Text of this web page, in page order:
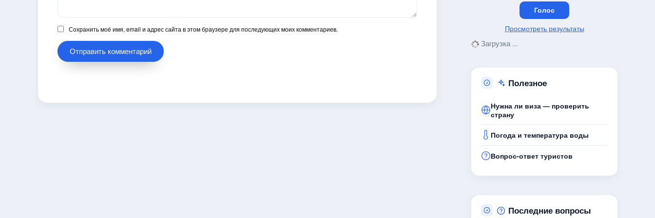
Сохранить моё имя, email и адрес сайта в этом браузере для последующих моих комментариев. Просмотреть результаты
Загрузка ...
Полезное
Нужна ли виза — проверить
страну
Погода и температура воды
Вопрос-ответ туристов
Последние вопросы